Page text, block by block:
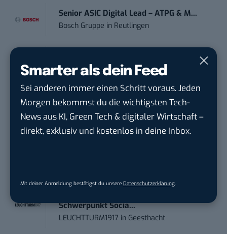
Smarter als dein Feed
Sei anderen immer einen Schritt voraus. Jeden
Morgen bekommst du die wichtigsten Tech-
News aus KI, Green Tech & digitaler Wirtschaft –
direkt, exklusiv und kostenlos in deine Inbox.
Mit deiner Anmeldung bestätigst du unsere Datenschutzerklärung.
Senior ASIC Digital Lead – ATPG & M...
Bosch Gruppe in Reutlingen
Kommunikation mit d...
Handelskammer in Berlin
Teamleiter (m/w/d) Customer
Schwerpunkt Socia...
LEUCHTTURM1917 in Geesthacht